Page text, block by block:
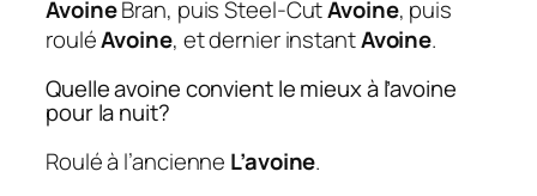
AvoineBran, puis Steel-CutAvoine, puis
rouléAvoine, et dernier instantAvoine.
Quelle avoine convient le mieux à l’avoine
pour la nuit?
Roulé à l’ancienne L’avoine.